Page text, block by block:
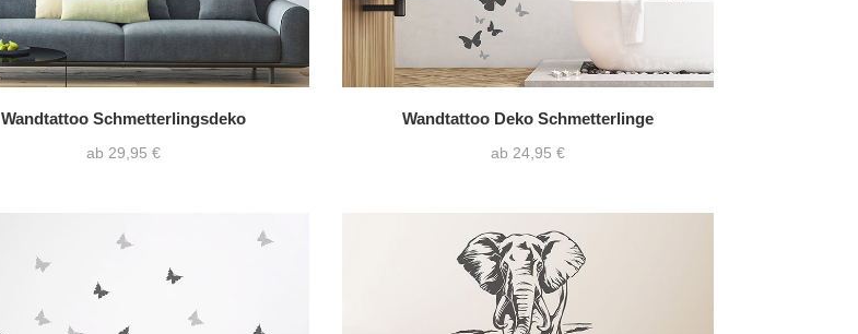
Wandtattoo Schmetterlingsdeko
ab 29,95 €
Wandtattoo Deko Schmetterlinge
ab 24,95 €